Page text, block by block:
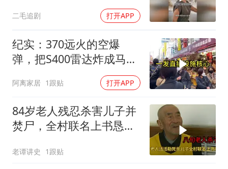
二毛追剧 打开APP
纪实：370远火的空爆
弹，把S400雷达炸成马蜂
窝，靶标惨状让台军急眼
了
阿离家居 1跟贴 打开APP
84岁老人残忍杀害儿子并
焚尸，全村联名上书恳求
落泪
老谭讲史 1跟贴